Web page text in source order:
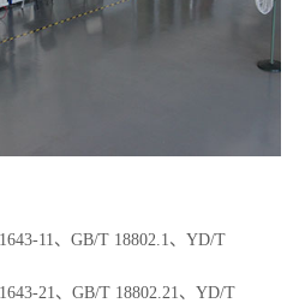
11、GB/T 18802.1、YD/T
21、GB/T 18802.21、YD/T